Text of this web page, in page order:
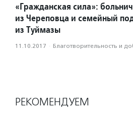
«Гражданская сила»:
из Череповца и семейный
из Туймазы
11.10.2017 · Благотвори­тель­ность и
РЕКОМЕНДУЕМ